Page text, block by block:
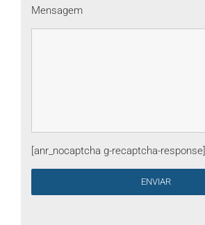
Mensagem
[anr_nocaptcha g-recaptcha-response]